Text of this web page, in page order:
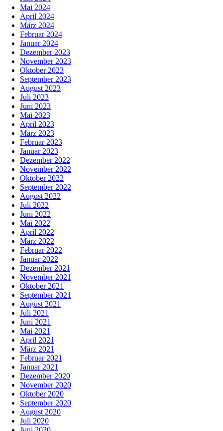
Mai 2024
April 2024
März 2024
Februar 2024
Januar 2024
Dezember 2023
November 2023
Oktober 2023
September 2023
August 2023
Juli 2023
Juni 2023
Mai 2023
April 2023
März 2023
Februar 2023
Januar 2023
Dezember 2022
November 2022
Oktober 2022
September 2022
August 2022
Juli 2022
Juni 2022
Mai 2022
April 2022
März 2022
Februar 2022
Januar 2022
Dezember 2021
November 2021
Oktober 2021
September 2021
August 2021
Juli 2021
Juni 2021
Mai 2021
April 2021
März 2021
Februar 2021
Januar 2021
Dezember 2020
November 2020
Oktober 2020
September 2020
August 2020
Juli 2020